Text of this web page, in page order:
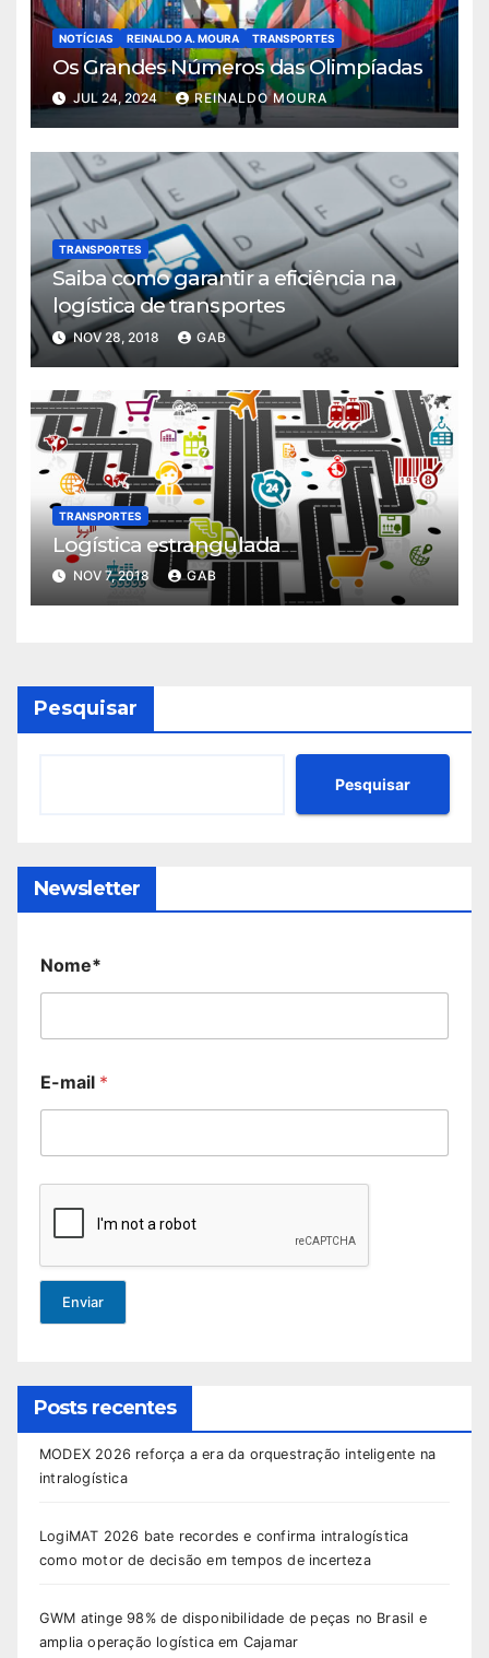
NOTÍCIAS REINALDO A. MOURA TRANSPORTES
Os Grandes Números das Olimpíadas
JUL 24, 2024 REINALDO MOURA
TRANSPORTES
Saiba como garantir a eficiência na
logística de transportes
NOV 28, 2018 GAB
TRANSPORTES
Logística estrangulada
NOV 7, 2018 GAB
Pesquisar
Pesquisar
Newsletter
Nome*
E-mail *
Enviar
Posts recentes
MODEX 2026 reforça a era da orquestração inteligente na
intralogística
LogiMAT 2026 bate recordes e confirma intralogística
como motor de decisão em tempos de incerteza
GWM atinge 98% de disponibilidade de peças no Brasil e
amplia operação logística em Cajamar